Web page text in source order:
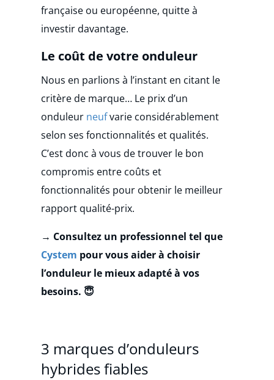
française ou européenne, quitte à
investir davantage.
Le coût de votre onduleur
Nous en parlions à l’instant en citant le
critère de marque… Le prix d’un
onduleur neufvarie considérablement
selon ses fonctionnalités et qualités.
C’est donc à vous de trouver le bon
compromis entre coûts et
fonctionnalités pour obtenir le meilleur
rapport qualité-prix.
→ Consultez un professionnel tel que
Cystem pour vous aider à choisir
l’onduleur le mieux adapté à vos
besoins. 😇
3 marques d’onduleurs
hybrides fiables